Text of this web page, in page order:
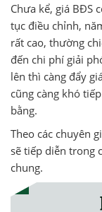
Chưa kể, giá BĐS
tục điều chỉnh,
rất cao, thường
đến chi phí giải
lên thì càng đẩy
cũng càng khó
bằng.
Theo các chuyên
sẽ tiếp diễn trong
chung.